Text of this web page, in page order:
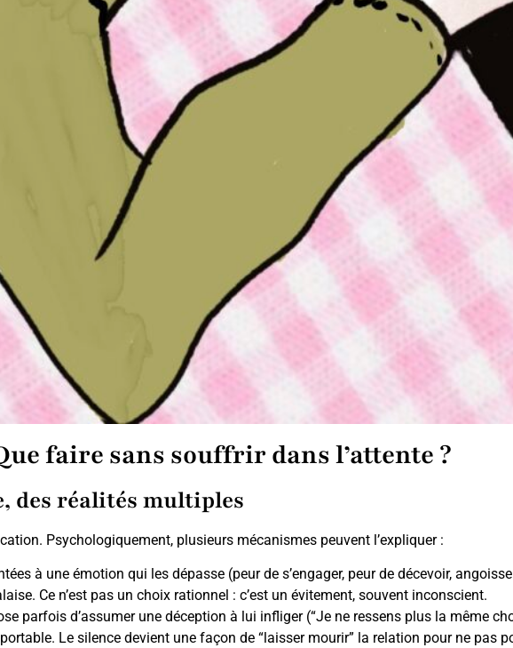
faire sans souffrir dans l’attente ?
des réalités multiples
Psychologiquement, plusieurs mécanismes peuvent l’expliquer :
à une émotion qui les dépasse (peur de s’engager, peur de décevoir,
Ce n’est pas un choix rationnel : c’est un évitement, souvent inconscient.
parfois d’assumer une déception à lui infliger (“Je ne ressens plus la même
Le silence devient une façon de “laisser mourir” la relation pour ne pas